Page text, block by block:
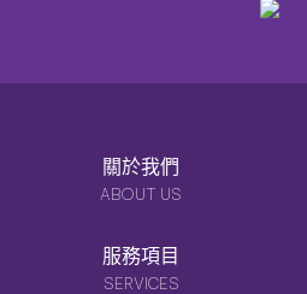
關於我們
ABOUT US
服務項目
SERVICES